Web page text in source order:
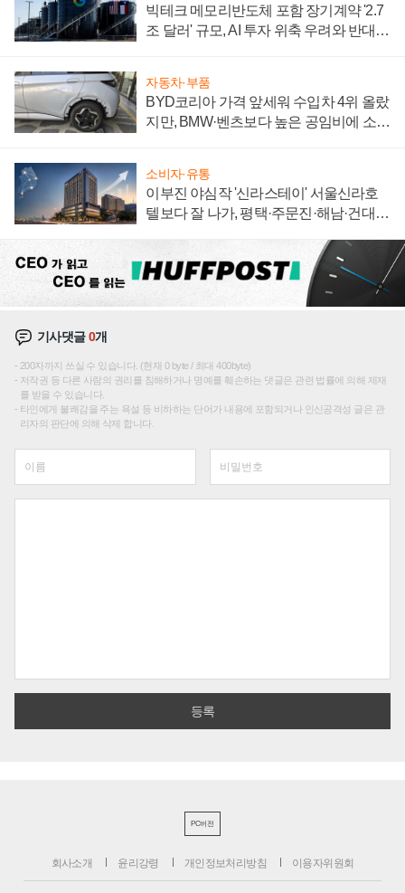
빅테크 메모리반도체 포함 장기계약 '2.7
조 달러' 규모, AI 투자 위축 우려와 반대
자동차·부품
BYD코리아 가격 앞세워 수입차 4위 올랐
지만, BMW·벤츠보다 높은 공임비에 소비
소비자·유통
이부진 야심작 '신라스테이' 서울신라호
텔보다 잘 나가, 평택·주문진·해남·건대로
기사댓글0개
200자까지 쓰실 수 있습니다. (현재 0 byte / 최대 400byte)
저작권 등 다른 사람의 권리를 침해하거나 명예를 훼손하는 댓글은 관련 법률에 의해 제재
를 받을 수 있습니다.
타인에게 불쾌감을 주는 욕설 등 비하하는 단어가 내용에 포함되거나 인신공격성 글은 관
리자의 판단에 의해 삭제 합니다.
PC버전
회사소개 윤리강령 개인정보처리방침 이용자위원회